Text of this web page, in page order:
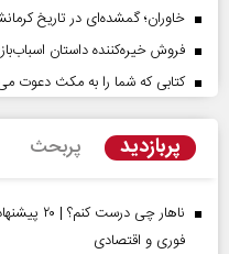
خاوران؛ گمشده‌ای در تاریخ
فروش خیره‌کننده داستان اسباب‌بازی ۵؛ بزرگ‌ترین افتتاحیه سال برای
کتابی که شما را به مکث دعوت
پربازدید پربحث
ناهار
فوری و اقتصادی